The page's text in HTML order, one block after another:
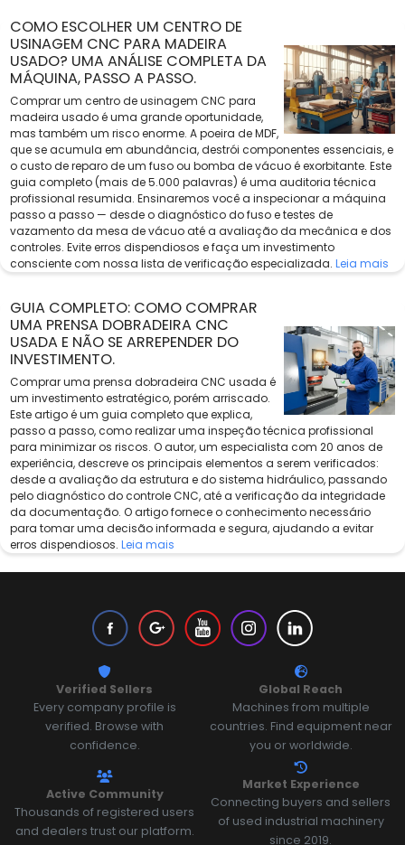
COMO ESCOLHER UM CENTRO DE
USINAGEM CNC PARA MADEIRA
USADO? UMA ANÁLISE COMPLETA DA
MÁQUINA, PASSO A PASSO.
Comprar um centro de usinagem CNC para
madeira usado é uma grande oportunidade,
mas também um risco enorme. A poeira de MDF,
que se acumula em abundância, destrói componentes essenciais, e
o custo de reparo de um fuso ou bomba de vácuo é exorbitante. Este
guia completo (mais de 5.000 palavras) é uma auditoria técnica
profissional resumida. Ensinaremos você a inspecionar a máquina
passo a passo — desde o diagnóstico do fuso e testes de
vazamento da mesa de vácuo até a avaliação da mecânica e dos
controles. Evite erros dispendiosos e faça um investimento
consciente com nossa lista de verificação especializada. Leia mais
GUIA COMPLETO: COMO COMPRAR
UMA PRENSA DOBRADEIRA CNC
USADA E NÃO SE ARREPENDER DO
INVESTIMENTO.
Comprar uma prensa dobradeira CNC usada é
um investimento estratégico, porém arriscado.
Este artigo é um guia completo que explica,
passo a passo, como realizar uma inspeção técnica profissional
para minimizar os riscos. O autor, um especialista com 20 anos de
experiência, descreve os principais elementos a serem verificados:
desde a avaliação da estrutura e do sistema hidráulico, passando
pelo diagnóstico do controle CNC, até a verificação da integridade
da documentação. O artigo fornece o conhecimento necessário
para tomar uma decisão informada e segura, ajudando a evitar
erros dispendiosos. Leia mais
Verified Sellers
Every company profile is
verified. Browse with
confidence.
Global Reach
Machines from multiple
countries. Find equipment near
you or worldwide.
Active Community
Thousands of registered users
and dealers trust our platform.
Market Experience
Connecting buyers and sellers
of used industrial machinery
since 2019.